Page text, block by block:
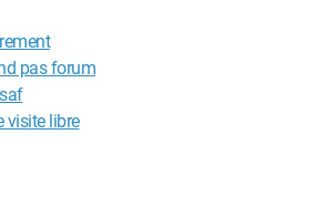
pas forum
visite libre